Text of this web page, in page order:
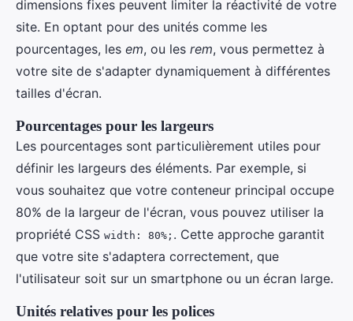
dimensions fixes peuvent limiter la réactivité de votre
site. En optant pour des unités comme les
pourcentages, les em, ou les rem, vous permettez à
votre site de s'adapter dynamiquement à différentes
tailles d'écran.
Pourcentages pour les largeurs
Les pourcentages sont particulièrement utiles pour
définir les largeurs des éléments. Par exemple, si
vous souhaitez que votre conteneur principal occupe
80% de la largeur de l'écran, vous pouvez utiliser la
propriété CSS width: 80%; . Cette approche garantit
que votre site s'adaptera correctement, que
l'utilisateur soit sur un smartphone ou un écran large.
Unités relatives pour les polices